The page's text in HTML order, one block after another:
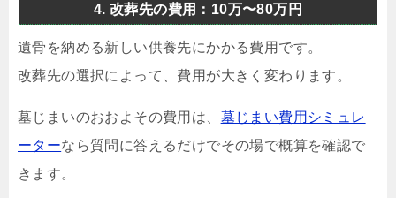
4. 改葬先の費用：10万〜80万円
遺骨を納める新しい供養先にかかる費用です。
改葬先の選択によって、費用が大きく変わります。
墓じまいのおおよその費用は、 墓じまい費用シミュレ
ーターなら質問に答えるだけでその場で概算を確認で
きます。